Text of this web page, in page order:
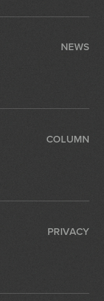
NEWS
COLUMN
PRIVACY